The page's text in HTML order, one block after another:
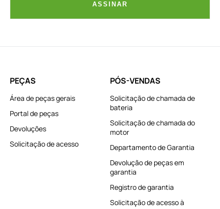
ASSINAR
PEÇAS
Área de peças gerais
Portal de peças
Devoluções
Solicitação de acesso
PÓS-VENDAS
Solicitação de chamada de
bateria
Solicitação de chamada do
motor
Departamento de Garantia
Devolução de peças em
garantia
Registro de garantia
Solicitação de acesso à